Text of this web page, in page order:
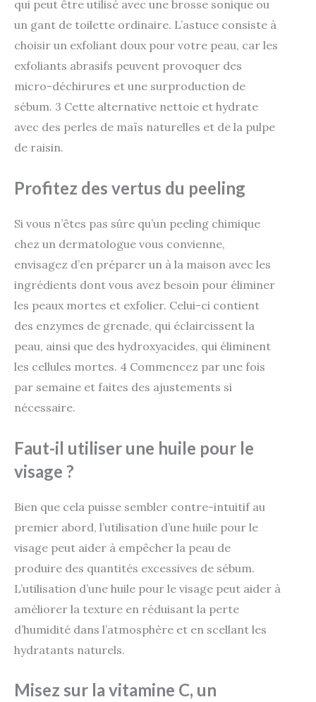
qui peut être utilisé avec une brosse sonique ou
un gant de toilette ordinaire. L’astuce consiste à
choisir un exfoliant doux pour votre peau, car les
exfoliants abrasifs peuvent provoquer des
micro-déchirures et une surproduction de
sébum. 3 Cette alternative nettoie et hydrate
avec des perles de maïs naturelles et de la pulpe
de raisin.
Profitez des vertus du peeling
Si vous n’êtes pas sûre qu’un peeling chimique
chez un dermatologue vous convienne,
envisagez d’en préparer un à la maison avec les
ingrédients dont vous avez besoin pour éliminer
les peaux mortes et exfolier. Celui-ci contient
des enzymes de grenade, qui éclaircissent la
peau, ainsi que des hydroxyacides, qui éliminent
les cellules mortes. 4 Commencez par une fois
par semaine et faites des ajustements si
nécessaire.
Faut-il utiliser une huile pour le
visage ?
Bien que cela puisse sembler contre-intuitif au
premier abord, l’utilisation d’une huile pour le
visage peut aider à empêcher la peau de
produire des quantités excessives de sébum.
L’utilisation d’une huile pour le visage peut aider à
améliorer la texture en réduisant la perte
d’humidité dans l’atmosphère et en scellant les
hydratants naturels.
Misez sur la vitamine C, un